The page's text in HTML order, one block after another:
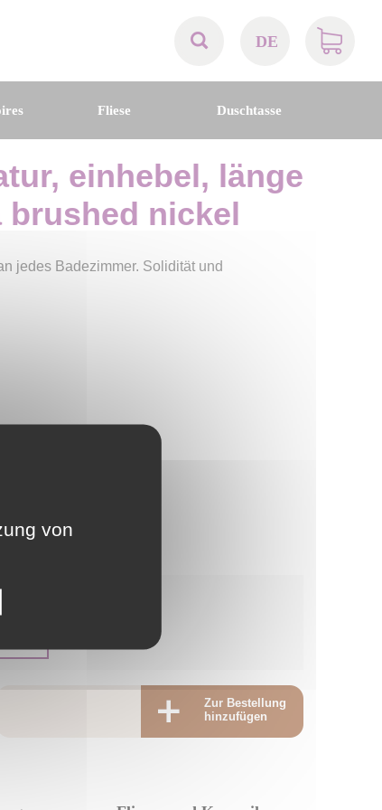
DE
BE
CH
Fliese Duschtasse
einhebel, länge
brushed nickel
jedes Badezimmer. Solidität und
Zur Bestellung
hinzufügen
von